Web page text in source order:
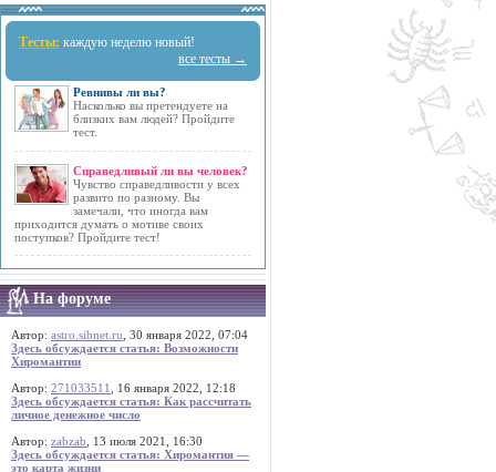
Тесты: каждую неделю новый!
все тесты →
Ревнивы ли вы?
Насколько вы претендуете на
близких вам людей? Пройдите
тест.
Справедливый ли вы человек?
Чувство справедливости у всех
развито по разному. Вы
замечали, что иногда вам
приходится думать о мотиве своих
поступков? Пройдите тест!
На форуме
Автор: astro.sibnet.ru , 30 января 2022, 07:04
Здесь обсуждается статья: Возможности
Хиромантии
Автор: 271033511
, 16 января 2022, 12:18
Здесь обсуждается статья: Как рассчитать
личное денежное число
Автор: zabzab , 13 июля 2021, 16:30
Здесь обсуждается статья: Хиромантия —
это карта жизни